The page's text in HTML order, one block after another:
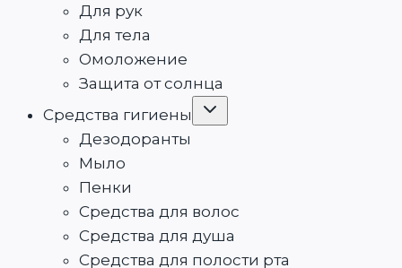
Для рук
Для тела
Омоложение
Защита от солнца
Средства гигиены
Переключить
Дезодоранты
Мыло
Пенки
Средства для волос
Средства для душа
Средства для полости рта